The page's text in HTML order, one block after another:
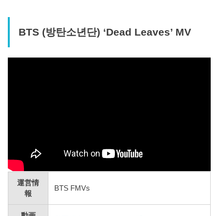
BTS (방탄소년단) ‘Dead Leaves’ MV
運営情
報
BTS FMVs